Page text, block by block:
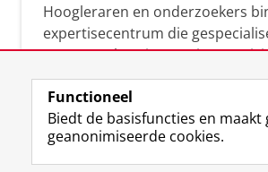
Hoogleraren en onderzoekers
expertisecentrum die
samenwerken, innovatie,
diversiteit, leiderschap en
Over deze blog
Functioneel
Biedt de basisfuncties en maakt
geanonimiseerde cookies.